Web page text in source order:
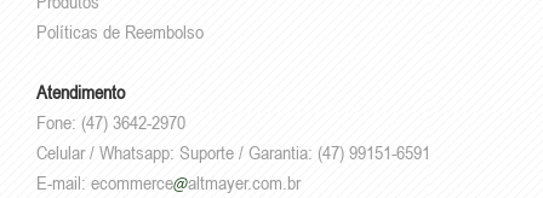
Políticas de Reembolso
Atendimento
Fone: (47) 3642-2970
Celular / Whatsapp: Suporte / Garantia: (47) 99151-6591
E-mail: ecommerce altmayer.com.br